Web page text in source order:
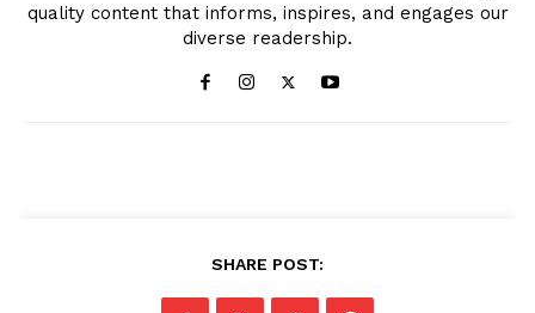
quality content that informs, inspires, and engages our
diverse readership.
SHARE POST: